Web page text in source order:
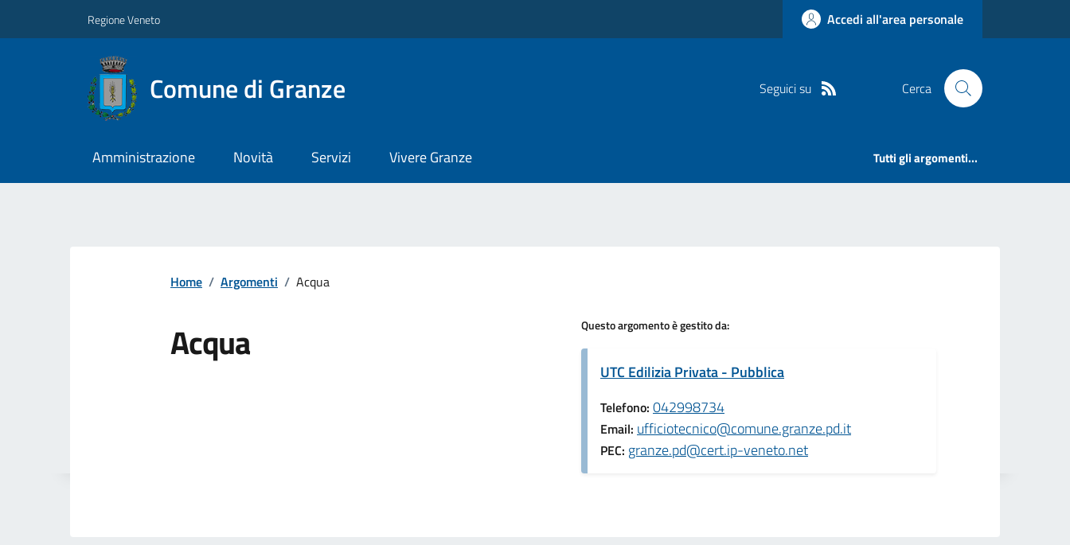
Regione Veneto Accedi all'area personale
Comune di Granze Seguici su Cerca
Amministrazione Novità Servizi Vivere Granze Tutti gli argomenti...
Home / Argomenti / Acqua
Acqua Questo argomento è gestito da:
UTC Edilizia Privata - Pubblica
Telefono: 042998734
Email: ufficiotecnico@comune.granze.pd.it
PEC: granze.pd@cert.ip-veneto.net